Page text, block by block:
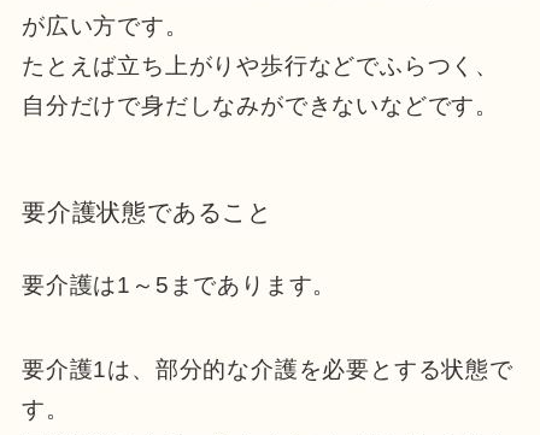
が広い方です。
たとえば立ち上がりや歩行などでふらつく、
自分だけで身だしなみができないなどです。
要介護状態であること
要介護は1～5まであります。
要介護1は、部分的な介護を必要とする状態で
す。